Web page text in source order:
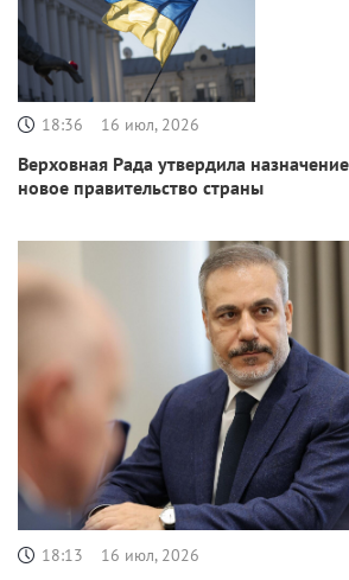
18:36 16 июл, 2026
Верховная Рада утвердила
новое правительство страны
18:13 16 июл, 2026